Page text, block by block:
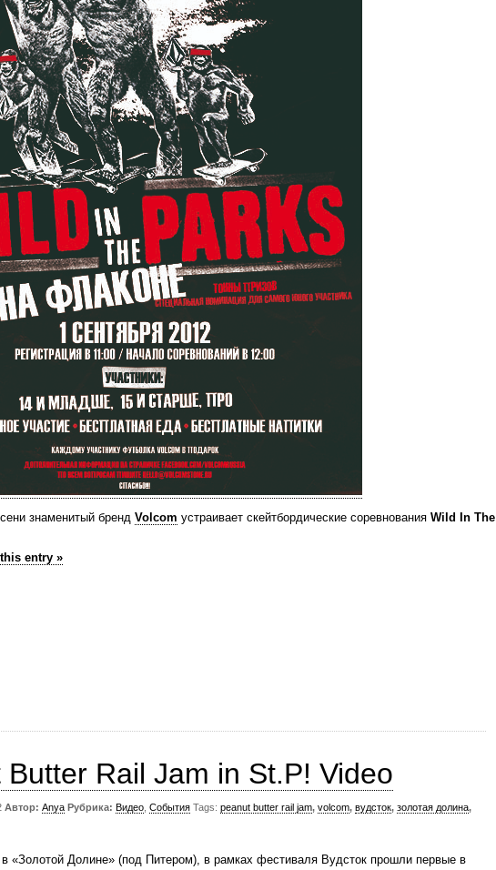
знаменитый бренд Volcom устраивает скейтбордические соревнования Wild In The
entry »
Butter Rail Jam in St.P! Video
Автор: Anya Рубрика: Видео События Tags: peanut butter rail jam, volcom, вудсток, золотая долина,
«Золотой Долине» (под Питером), в рамках фестиваля Вудсток прошли первые в